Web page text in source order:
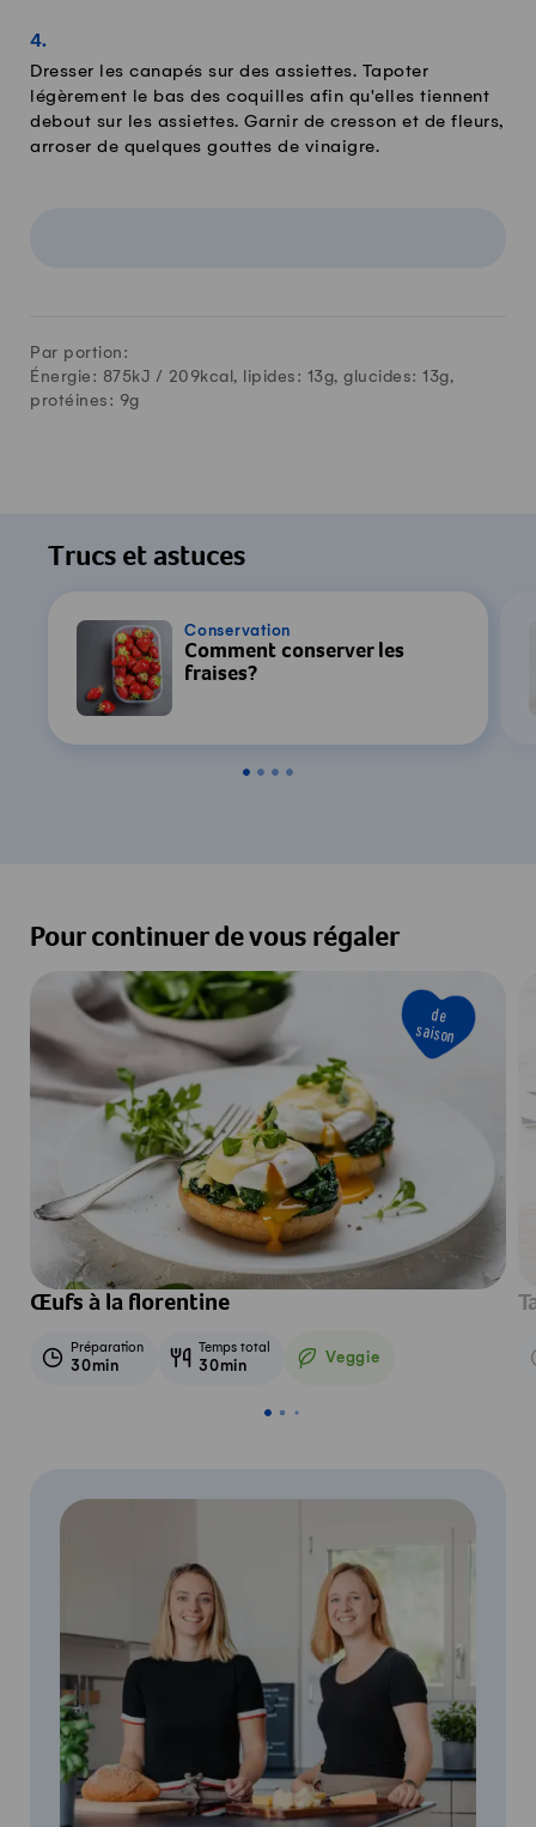
Dresser les canapés sur des assiettes. Tapoter
légèrement le bas des coquilles afin qu'elles tiennent
debout sur les assiettes. Garnir de cresson et de fleurs,
arroser de quelques gouttes de vinaigre.
Par portion:
Énergie: 875kJ / 209kcal, lipides: 13g, glucides: 13g,
protéines: 9g
Trucs et astuces
Conservation
Comment conserver les
fraises?
Pour continuer de vous régaler
de
saison
Œufs à la florentine
Préparation
30min
Temps total
30min Veggie
Veggie